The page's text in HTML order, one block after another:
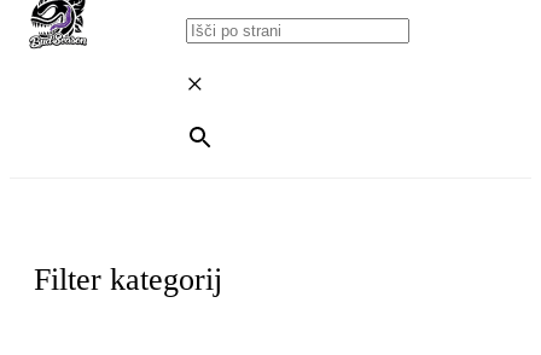
×
Filter kategorij